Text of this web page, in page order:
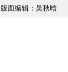
版面编辑：吴秋晗